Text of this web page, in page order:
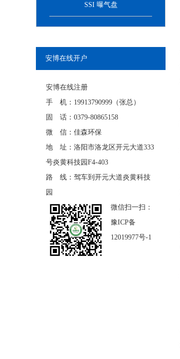
SSI 曝气盘
安博在线开户
安博在线注册
手 机：19913790999（张总）
固 话：0379-80865158
微 信：佳森环保
地 址：洛阳市洛龙区开元大道333
号炎黄科技园F4-403
路 线：驾车到开元大道炎黄科技
园
微信扫一扫：
豫ICP备
12019977号-1